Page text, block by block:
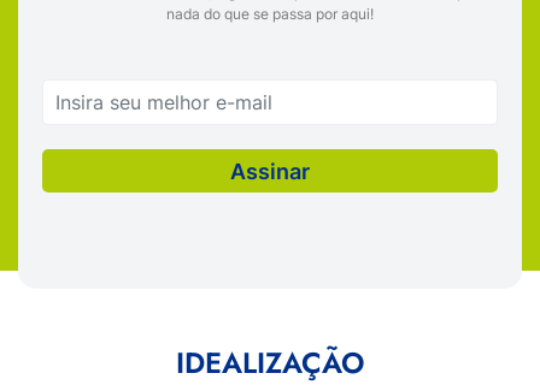
nada do que se passa por aqui!
IDEALIZAÇÃO